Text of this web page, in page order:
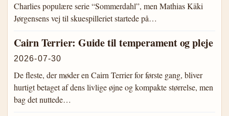
Charlies populære serie “Sommerdahl”, men Mathias Käki
Jørgensens vej til skuespilleriet startede på…
Cairn Terrier: Guide til temperament og pleje
2026-07-30
De fleste, der møder en Cairn Terrier for første gang, bliver
hurtigt betaget af dens livlige øjne og kompakte størrelse, men
bag det nuttede…